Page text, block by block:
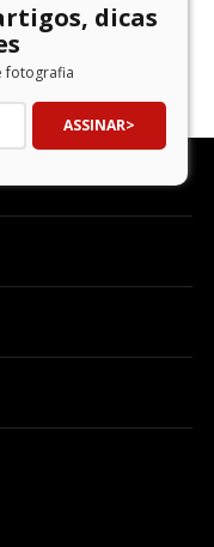
dicas
fotografia
ASSINAR